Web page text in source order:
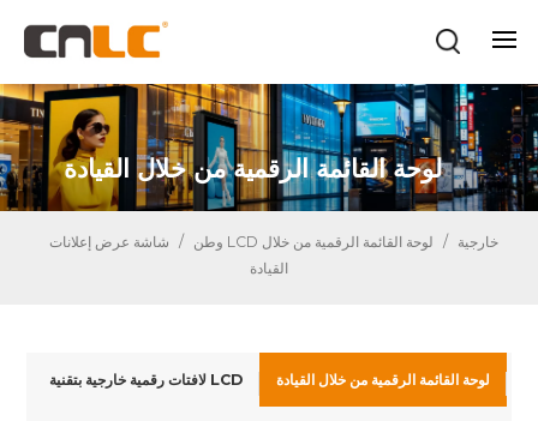
لوحة القائمة الرقمية من خلال القيادة
وطن / شاشة عرض إعلانات LCD خارجية / لوحة القائمة الرقمية من خلال
القيادة
لافتات رقمية خارجية بتقنية LCD لوحة القائمة الرقمية من خلال القيادة